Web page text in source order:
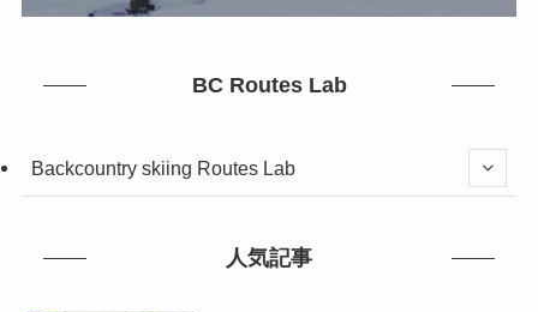
BC Routes Lab
Backcountry skiing Routes Lab
人気記事